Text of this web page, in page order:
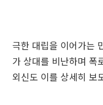
극한 대립을 이어가는
가 상대를 비난하며 폭
외신도 이를 상세히 보